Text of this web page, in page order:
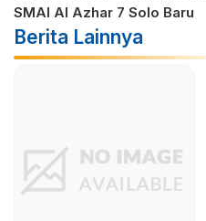
SMAI Al Azhar 7 Solo Baru
Berita Lainnya